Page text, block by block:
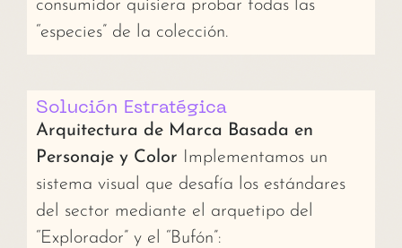
consumidor quisiera probar todas las
“especies” de la colección.
Solución Estratégica
Arquitectura de Marca Basada en
Personaje y Color Implementamos un
sistema visual que desafía los estándares
del sector mediante el arquetipo del
“Explorador” y el “Bufón”: